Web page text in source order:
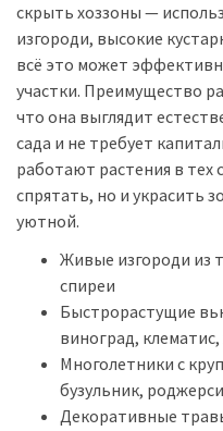
скрыть хоззоны —
изгороди, высокие
всё это может
участки. Преимущество
что она выглядит
сада и не требует
работают растения в тех
спрятать, но и украсить
уютной.
Живые изгороди из
спиреи
Быстрорастущие
виноград, клематис,
Многолетники с
бузульник,
Декоративные